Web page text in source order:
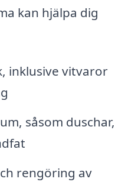
kan hjälpa dig
inklusive vitvaror
såsom duschar,
rengöring av